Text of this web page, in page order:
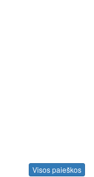
Visos paieškos